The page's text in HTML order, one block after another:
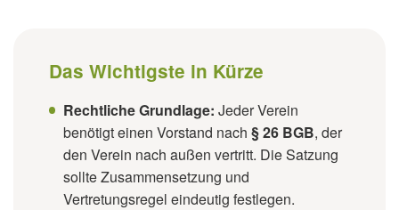
Das Wichtigste in Kürze
Rechtliche Grundlage: Jeder Verein
benötigt einen Vorstand nach § 26 BGB, der
den Verein nach außen vertritt. Die Satzung
sollte Zusammensetzung und
Vertretungsregel eindeutig festlegen.